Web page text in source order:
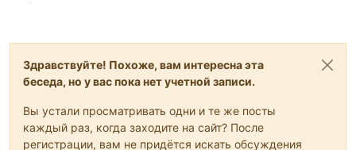
Здравствуйте! Похоже, вам интересна эта
беседа, но у вас пока нет учетной записи.
Вы устали просматривать одни и те же посты
каждый раз, когда заходите на сайт? После
регистрации, вам не придётся искать обсуждения